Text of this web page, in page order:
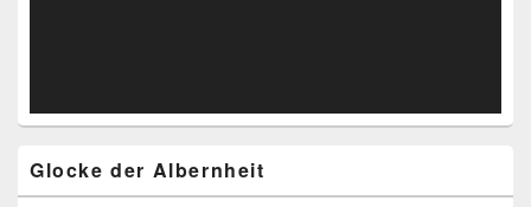
Glocke der Albernheit